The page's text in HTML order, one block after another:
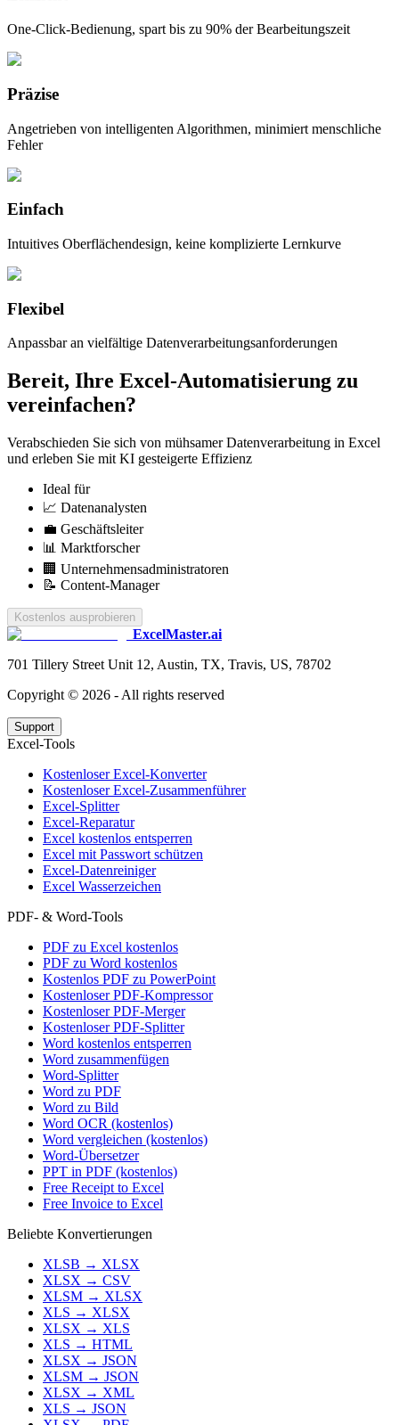
One-Click-Bedienung, spart bis zu 90% der Bearbeitungszeit
Präzise
Angetrieben von intelligenten Algorithmen, minimiert menschliche
Fehler
Einfach
Intuitives Oberflächendesign, keine komplizierte Lernkurve
Flexibel
Anpassbar an vielfältige Datenverarbeitungsanforderungen
Bereit, Ihre Excel-Automatisierung zu
vereinfachen?
Verabschieden Sie sich von mühsamer Datenverarbeitung in Excel
und erleben Sie mit KI gesteigerte Effizienz
Ideal für
📈 Datenanalysten
💼 Geschäftsleiter
📊 Marktforscher
🏢 Unternehmensadministratoren
📝 Content-Manager
Kostenlos ausprobieren
ExcelMaster.ai
701 Tillery Street Unit 12, Austin, TX, Travis, US, 78702
Copyright © 2026 - All rights reserved
Support
Excel-Tools
Kostenloser Excel-Konverter
Kostenloser Excel-Zusammenführer
Excel-Splitter
Excel-Reparatur
Excel kostenlos entsperren
Excel mit Passwort schützen
Excel-Datenreiniger
Excel Wasserzeichen
PDF- & Word-Tools
PDF zu Excel kostenlos
PDF zu Word kostenlos
Kostenlos PDF zu PowerPoint
Kostenloser PDF-Kompressor
Kostenloser PDF-Merger
Kostenloser PDF-Splitter
Word kostenlos entsperren
Word zusammenfügen
Word-Splitter
Word zu PDF
Word zu Bild
Word OCR (kostenlos)
Word vergleichen (kostenlos)
Word-Übersetzer
PPT in PDF (kostenlos)
Free Receipt to Excel
Free Invoice to Excel
Beliebte Konvertierungen
XLSB → XLSX
XLSX → CSV
XLSM → XLSX
XLS → XLSX
XLSX → XLS
XLS → HTML
XLSX → JSON
XLSM → JSON
XLSX → XML
XLS → JSON